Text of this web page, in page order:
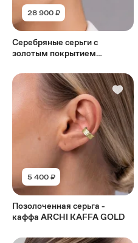
28 900 ₽
Серебряные серьги с
золотым покрытием
5 400 ₽
Позолоченная серьга -
каффа ARCHI KAFFA GOLD